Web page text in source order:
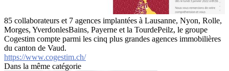
85 collaborateurs et 7 agences implantées à Lausanne, Nyon, Rolle,
Morges, YverdonlesBains, Payerne et la TourdePeilz, le groupe
Cogestim compte parmi les cinq plus grandes agences immobilières
du canton de Vaud.
https://www.cogestim.ch/
Dans la même catégorie